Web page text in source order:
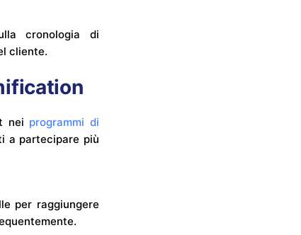
cronologia di
cliente.
nei programmi di
a partecipare più
per raggiungere